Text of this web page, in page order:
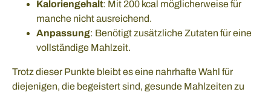
Kaloriengehalt: Mit 200 kcal möglicherweise für
manche nicht ausreichend.
Anpassung: Benötigt zusätzliche Zutaten für eine
vollständige Mahlzeit.
Trotz dieser Punkte bleibt es eine nahrhafte Wahl für
diejenigen, die begeistert sind, gesunde Mahlzeiten zu